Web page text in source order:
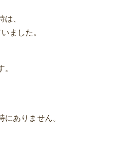
、
ました。
ありません。